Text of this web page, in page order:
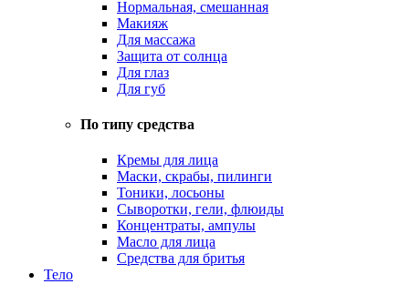
Нормальная, смешанная
Макияж
Для массажа
Защита от солнца
Для глаз
Для губ
По типу средства
Кремы для лица
Маски, скрабы, пилинги
Тоники, лосьоны
Сыворотки, гели, флюиды
Концентраты, ампулы
Масло для лица
Средства для бритья
Тело